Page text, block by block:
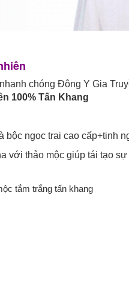
chóng Đông Y Gia
100% Tấn Khang
bộc ngọc trai cao cấp+tinh
với thảo mộc giúp tái tạo